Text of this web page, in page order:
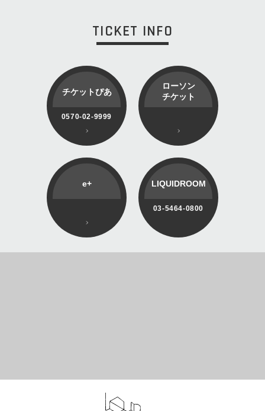
TICKET INFO
チケットぴあ
0570-02-9999
ローソン
チケット
e+ LIQUIDROOM
03-5464-0800